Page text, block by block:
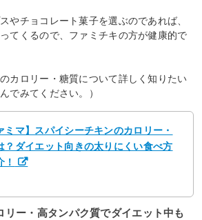
やチョコレート菓子を選ぶのであれば、
てくるので、ファミチキの方が健康的で
カロリー・糖質について詳しく知りたい
でみてください。）
ミマ】スパイシーチキンのカロリー・
？ダイエット向きの太りにくい食べ方
！
リー・高タンパク質でダイエット中も